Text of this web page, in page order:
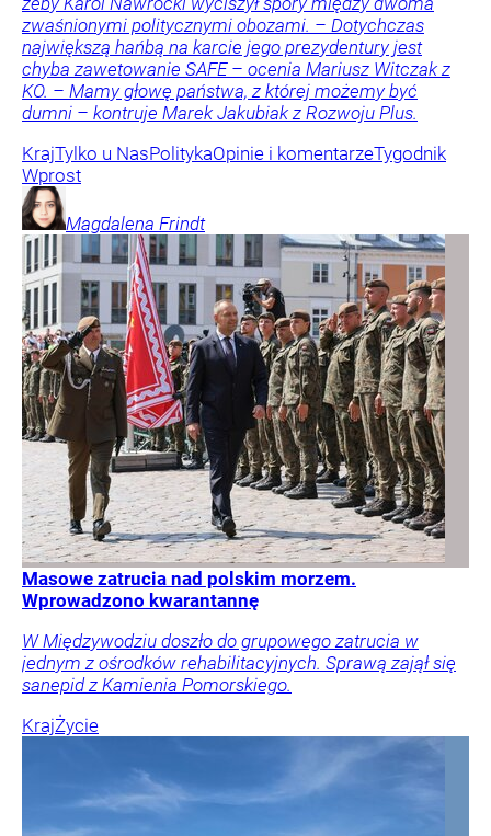
zwaśnionymi politycznymi obozami. – Dotychczas
największą hańbą na karcie jego prezydentury jest
chyba zawetowanie SAFE – ocenia Mariusz Witczak z
KO. – Mamy głowę państwa, z której możemy być
dumni – kontruje Marek Jakubiak z Rozwoju Plus.
KrajTylko u NasPolitykaOpinie i komentarzeTygodnik
Wprost
Magdalena Frindt
Masowe zatrucia nad polskim morzem.
Wprowadzono kwarantannę
W Międzywodziu doszło do grupowego zatrucia w
jednym z ośrodków rehabilitacyjnych. Sprawą zajął się
sanepid z Kamienia Pomorskiego.
KrajŻycie